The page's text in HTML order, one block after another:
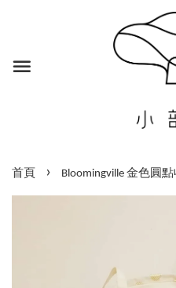
首頁 › Bloomingville 金色圓